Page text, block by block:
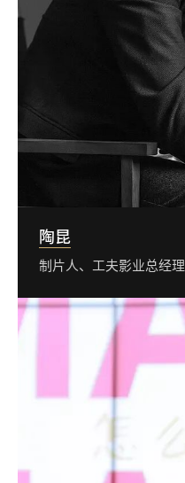
陶昆
制片人、工夫影业总经理